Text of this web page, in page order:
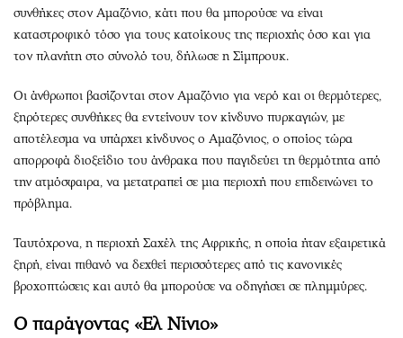
συνθήκες στον Αμαζόνιο, κάτι που θα μπορούσε να είναι
καταστροφικό τόσο για τους κατοίκους της περιοχής όσο και για
τον πλανήτη στο σύνολό του, δήλωσε η Σίμπρουκ.
Οι άνθρωποι βασίζονται στον Αμαζόνιο για νερό και οι θερμότερες,
ξηρότερες συνθήκες θα εντείνουν τον κίνδυνο πυρκαγιών, με
αποτέλεσμα να υπάρχει κίνδυνος ο Αμαζόνιος, ο οποίος τώρα
απορροφά διοξείδιο του άνθρακα που παγιδεύει τη θερμότητα από
την ατμόσφαιρα, να μετατραπεί σε μια περιοχή που επιδεινώνει το
πρόβλημα.
Ταυτόχρονα, η περιοχή Σαχέλ της Αφρικής, η οποία ήταν εξαιρετικά
ξηρή, είναι πιθανό να δεχθεί περισσότερες από τις κανονικές
βροχοπτώσεις και αυτό θα μπορούσε να οδηγήσει σε πλημμύρες.
Ο παράγοντας «Ελ Νίνιο»